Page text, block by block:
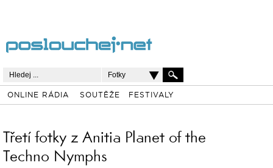
Fotky
ONLINE RÁDIA SOUTĚŽE FESTIVALY
Třetí fotky z Anitia Planet of the
Techno Nymphs